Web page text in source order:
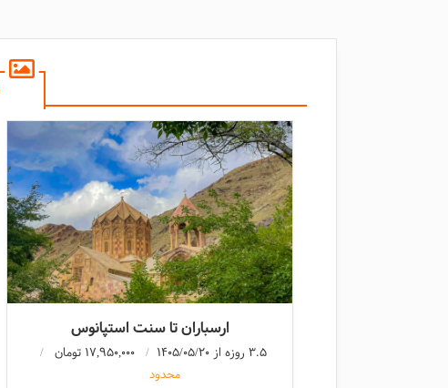
ارسباران تا سنت استپانوس
3.5 روزه از 1405/05/20
17,950,000 تومان
محدود